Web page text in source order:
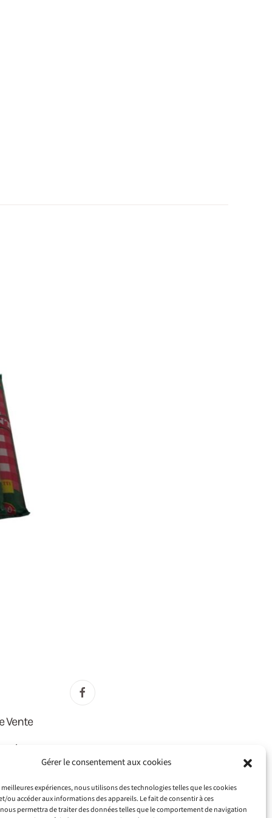
Gérer le consentement aux cookies
expériences, nous utilisons des technologies telles que les cookies
ou accéder aux informations des appareils. Le fait de consentir à ces
permettra de traiter des données telles que le comportement de navigation
Vente